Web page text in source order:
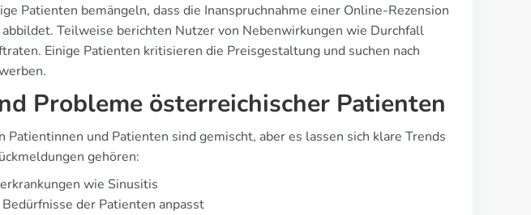
Patienten bemängeln, dass die Inanspruchnahme einer Online-Rezension
Teilweise berichten Nutzer von Nebenwirkungen wie Durchfall
Einige Patienten kritisieren die Preisgestaltung und suchen nach
Probleme österreichischer Patienten
Patientinnen und Patienten sind gemischt, aber es lassen sich klare Trends
gehören:
wie Sinusitis
der Patienten anpasst